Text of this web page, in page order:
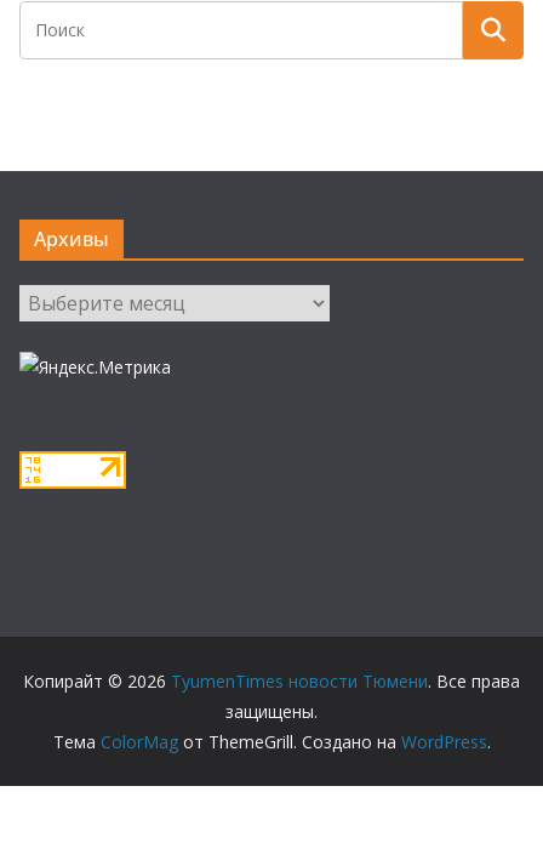
Архивы
Архивы
Копирайт © 2026 TyumenTimes новости Тюмени. Все права
защищены.
Тема ColorMagот ThemeGrill. Создано на WordPress.